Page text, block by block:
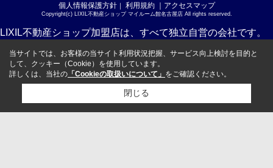
個人情報保護方針｜ 利用規約 ｜アクセスマップ
Copyright(c) LIXIL不動産ショップ マイルーム館名古屋店 All rights reserved.
LIXIL不動産ショップ加盟店は、すべて独立自営の会社です。
当サイトでは、お客様の当サイト利用状況把握、サービス向上検討を目的と
して、クッキー（Cookie）を使用しています。
詳しくは、当社の 「Cookieの取扱いについて」 をご確認ください。
閉じる